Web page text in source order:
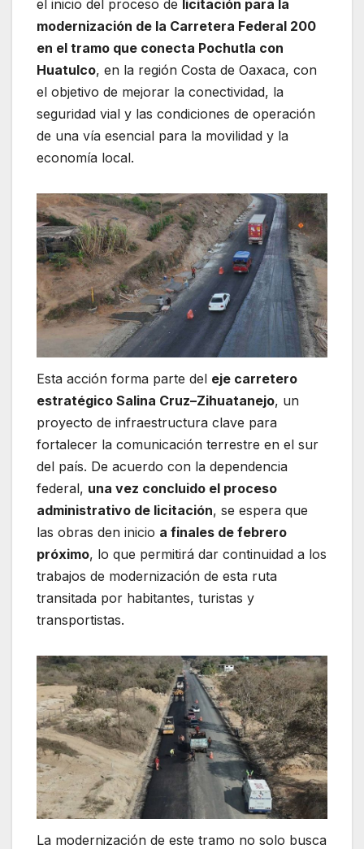
el inicio del proceso de licitación para la
modernización de la Carretera Federal 200
en el tramo que conecta Pochutla con
Huatulco, en la región Costa de Oaxaca, con
el objetivo de mejorar la conectividad, la
seguridad vial y las condiciones de operación
de una vía esencial para la movilidad y la
economía local.
Esta acción forma parte del eje carretero
estratégico Salina Cruz–Zihuatanejo, un
proyecto de infraestructura clave para
fortalecer la comunicación terrestre en el sur
del país. De acuerdo con la dependencia
federal, una vez concluido el proceso
administrativo de licitación, se espera que
las obras den inicio a finales de febrero
próximo, lo que permitirá dar continuidad a los
trabajos de modernización de esta ruta
transitada por habitantes, turistas y
transportistas.
La modernización de este tramo no solo busca